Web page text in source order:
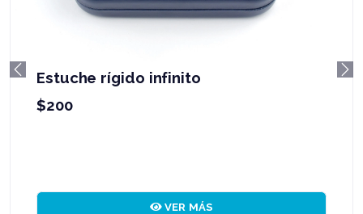
Estuche rígido infinito
$200
VER MÁS
Previous